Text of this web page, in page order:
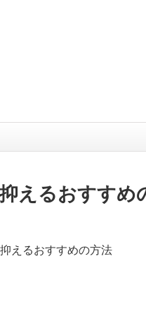
えるおすすめ